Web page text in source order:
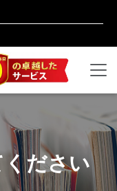
ださい